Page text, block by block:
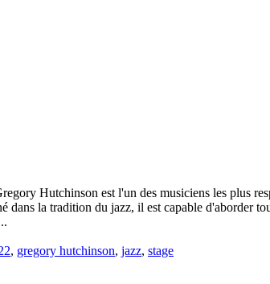
Hutchinson est l'un des musiciens les plus
la tradition du jazz, il est capable d'aborder
, gregory hutchinson, jazz, stage